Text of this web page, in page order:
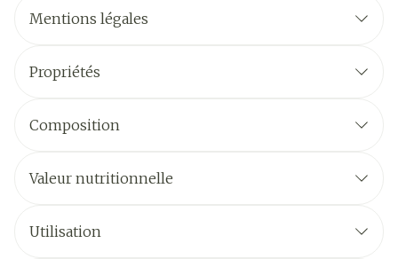
Mentions légales
Propriétés
Composition
Valeur nutritionnelle
Utilisation